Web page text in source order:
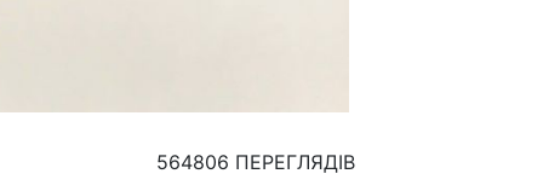
564806 ПЕРЕГЛЯДІВ